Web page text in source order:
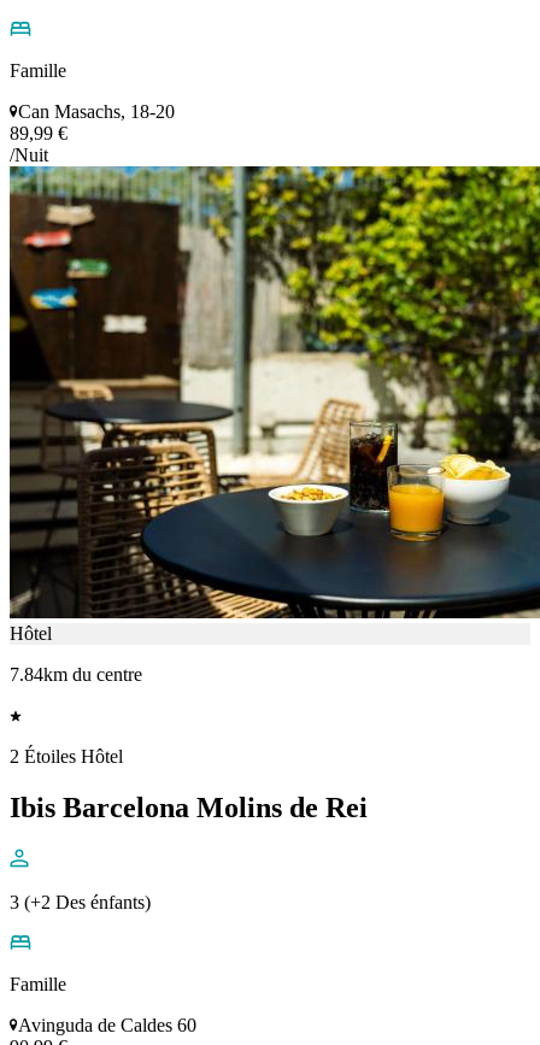
Famille
Can Masachs, 18-20
89,99 €
/Nuit
Hôtel
7.84km du centre
2 Étoiles Hôtel
Ibis Barcelona Molins de Rei
3 (+2 Des énfants)
Famille
Avinguda de Caldes 60